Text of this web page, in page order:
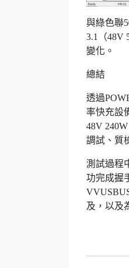
與綠色聯
3.1（48V
變化。
總結
透過
率快充設
48V
調試、質
測試過程
功完成握
及，以及